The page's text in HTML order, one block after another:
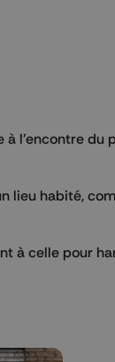
à l’encontre du
lieu habité,
à celle pour